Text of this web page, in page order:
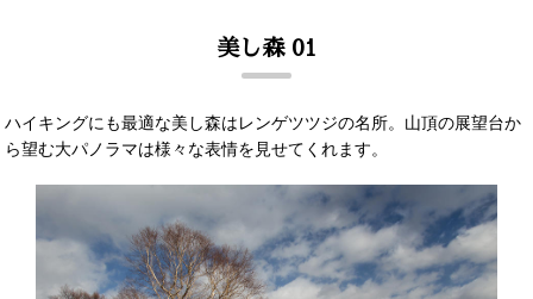
美し森 01
ハイキングにも最適な美し森はレンゲツツジの名所。山頂の展望台か
ら望む大パノラマは様々な表情を見せてくれます。